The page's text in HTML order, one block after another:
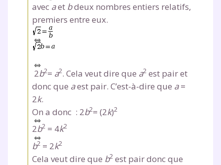
avec aet bdeux nombres entiers relatifs,
premiers entre eux.
2b2= a2. Cela veut dire que a2 est pair et
donc que aest pair. C’est-à-dire que a =
2k.
On a donc : 2b2= (2k)2
2b2 = 4k2
b2 = 2k2
Cela veut dire que b2 est pair donc que
Envie de progresser
et de réussir votre
Testez gratuitement
pendant 24h notre
plateforme de soutien